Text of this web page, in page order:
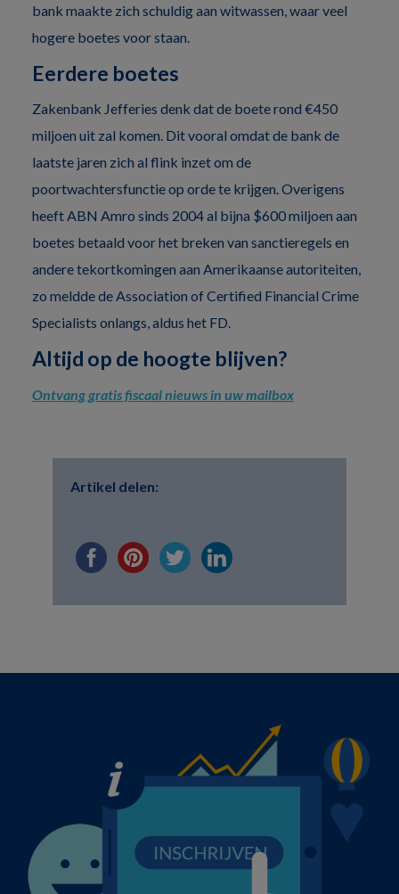
bank maakte zich schuldig aan witwassen, waar veel
hogere boetes voor staan.
Eerdere boetes
Zakenbank Jefferies denk dat de boete rond €450
miljoen uit zal komen. Dit vooral omdat de bank de
laatste jaren zich al flink inzet om de
poortwachtersfunctie op orde te krijgen. Overigens
heeft ABN Amro sinds 2004 al bijna $600 miljoen aan
boetes betaald voor het breken van sanctieregels en
andere tekortkomingen aan Amerikaanse autoriteiten,
zo meldde de Association of Certified Financial Crime
Specialists onlangs, aldus het FD.
Altijd op de hoogte blijven?
Ontvang gratis fiscaal nieuws in uw mailbox
Artikel delen: